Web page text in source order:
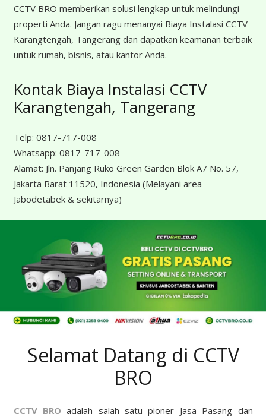
CCTV BRO memberikan solusi lengkap untuk melindungi
properti Anda. Jangan ragu menanyai Biaya Instalasi CCTV
Karangtengah, Tangerang dan dapatkan keamanan terbaik
untuk rumah, bisnis, atau kantor Anda.
Kontak Biaya Instalasi CCTV
Karangtengah, Tangerang
Telp: 0817-717-008
Whatsapp: 0817-717-008
Alamat: Jln. Panjang Ruko Green Garden Blok A7 No. 57,
Jakarta Barat 11520, Indonesia (Melayani area
Jabodetabek & sekitarnya)
Selamat Datang di CCTV
BRO
CCTV BRO adalah salah satu pioner Jasa Pasang dan